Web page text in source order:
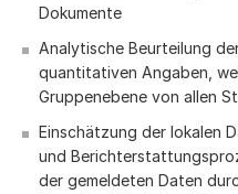
Dokumente
Analytische Beurteilung
quantitativen Angaben,
Gruppenebene von allen
Einschätzung der lokalen
und
der gemeldeten Daten